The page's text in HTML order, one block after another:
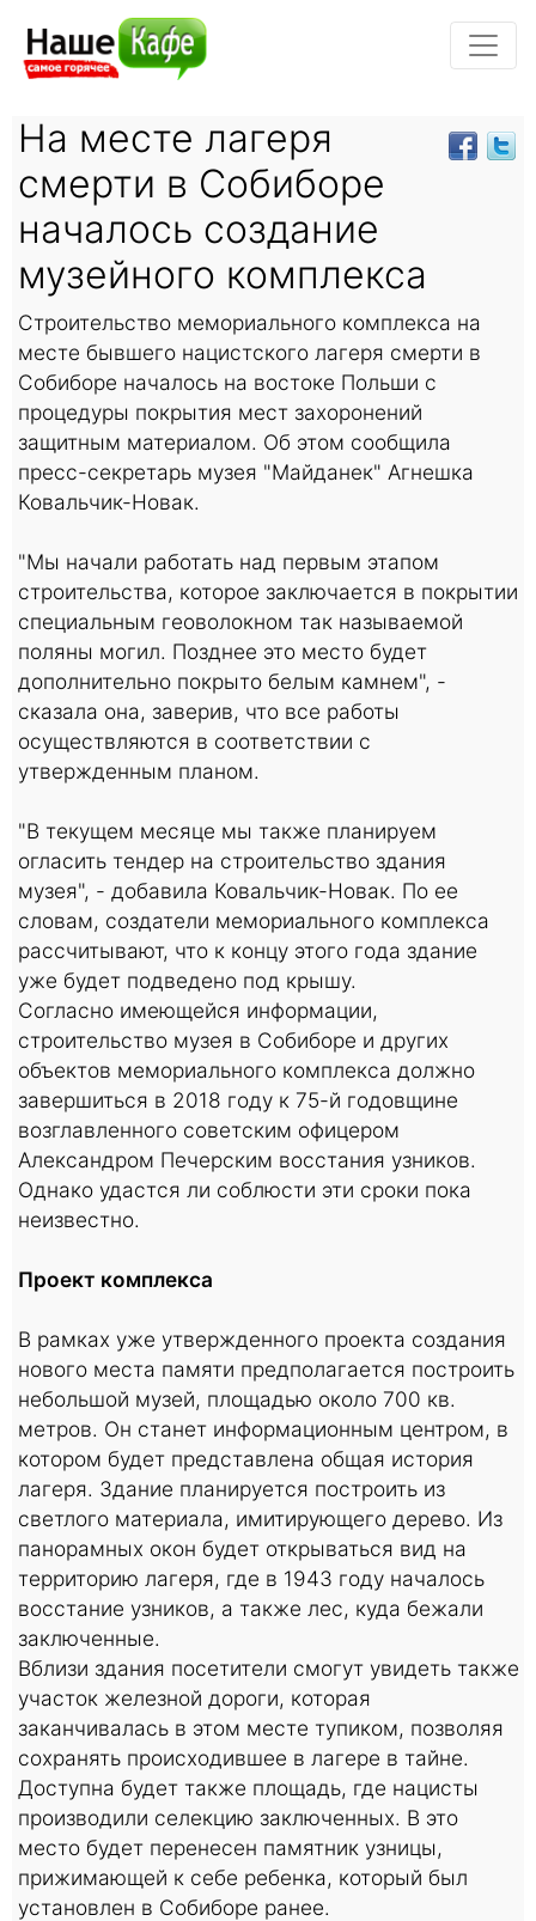
На месте лагеря
смерти в Собиборе
началось создание
музейного комплекса
Строительство мемориального комплекса на
месте бывшего нацистского лагеря смерти в
Собиборе началось на востоке Польши с
процедуры покрытия мест захоронений
защитным материалом. Об этом сообщила
пресс-секретарь музея "Майданек" Агнешка
Ковальчик-Новак.
"Мы начали работать над первым этапом
строительства, которое заключается в покрытии
специальным геоволокном так называемой
поляны могил. Позднее это место будет
дополнительно покрыто белым камнем", -
сказала она, заверив, что все работы
осуществляются в соответствии с
утвержденным планом.
"В текущем месяце мы также планируем
огласить тендер на строительство здания
музея", - добавила Ковальчик-Новак. По ее
словам, создатели мемориального комплекса
рассчитывают, что к концу этого года здание
уже будет подведено под крышу.
Согласно имеющейся информации,
строительство музея в Собиборе и других
объектов мемориального комплекса должно
завершиться в 2018 году к 75-й годовщине
возглавленного советским офицером
Александром Печерским восстания узников.
Однако удастся ли соблюсти эти сроки пока
неизвестно.
Проект комплекса
В рамках уже утвержденного проекта создания
нового места памяти предполагается построить
небольшой музей, площадью около 700 кв.
метров. Он станет информационным центром, в
котором будет представлена общая история
лагеря. Здание планируется построить из
светлого материала, имитирующего дерево. Из
панорамных окон будет открываться вид на
территорию лагеря, где в 1943 году началось
восстание узников, а также лес, куда бежали
заключенные.
Вблизи здания посетители смогут увидеть также
участок железной дороги, которая
заканчивалась в этом месте тупиком, позволяя
сохранять происходившее в лагере в тайне.
Доступна будет также площадь, где нацисты
производили селекцию заключенных. В это
место будет перенесен памятник узницы,
прижимающей к себе ребенка, который был
установлен в Собиборе ранее.